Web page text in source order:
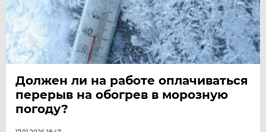
Должен ли на работе оплачиваться
перерыв на обогрев в морозную
погоду?